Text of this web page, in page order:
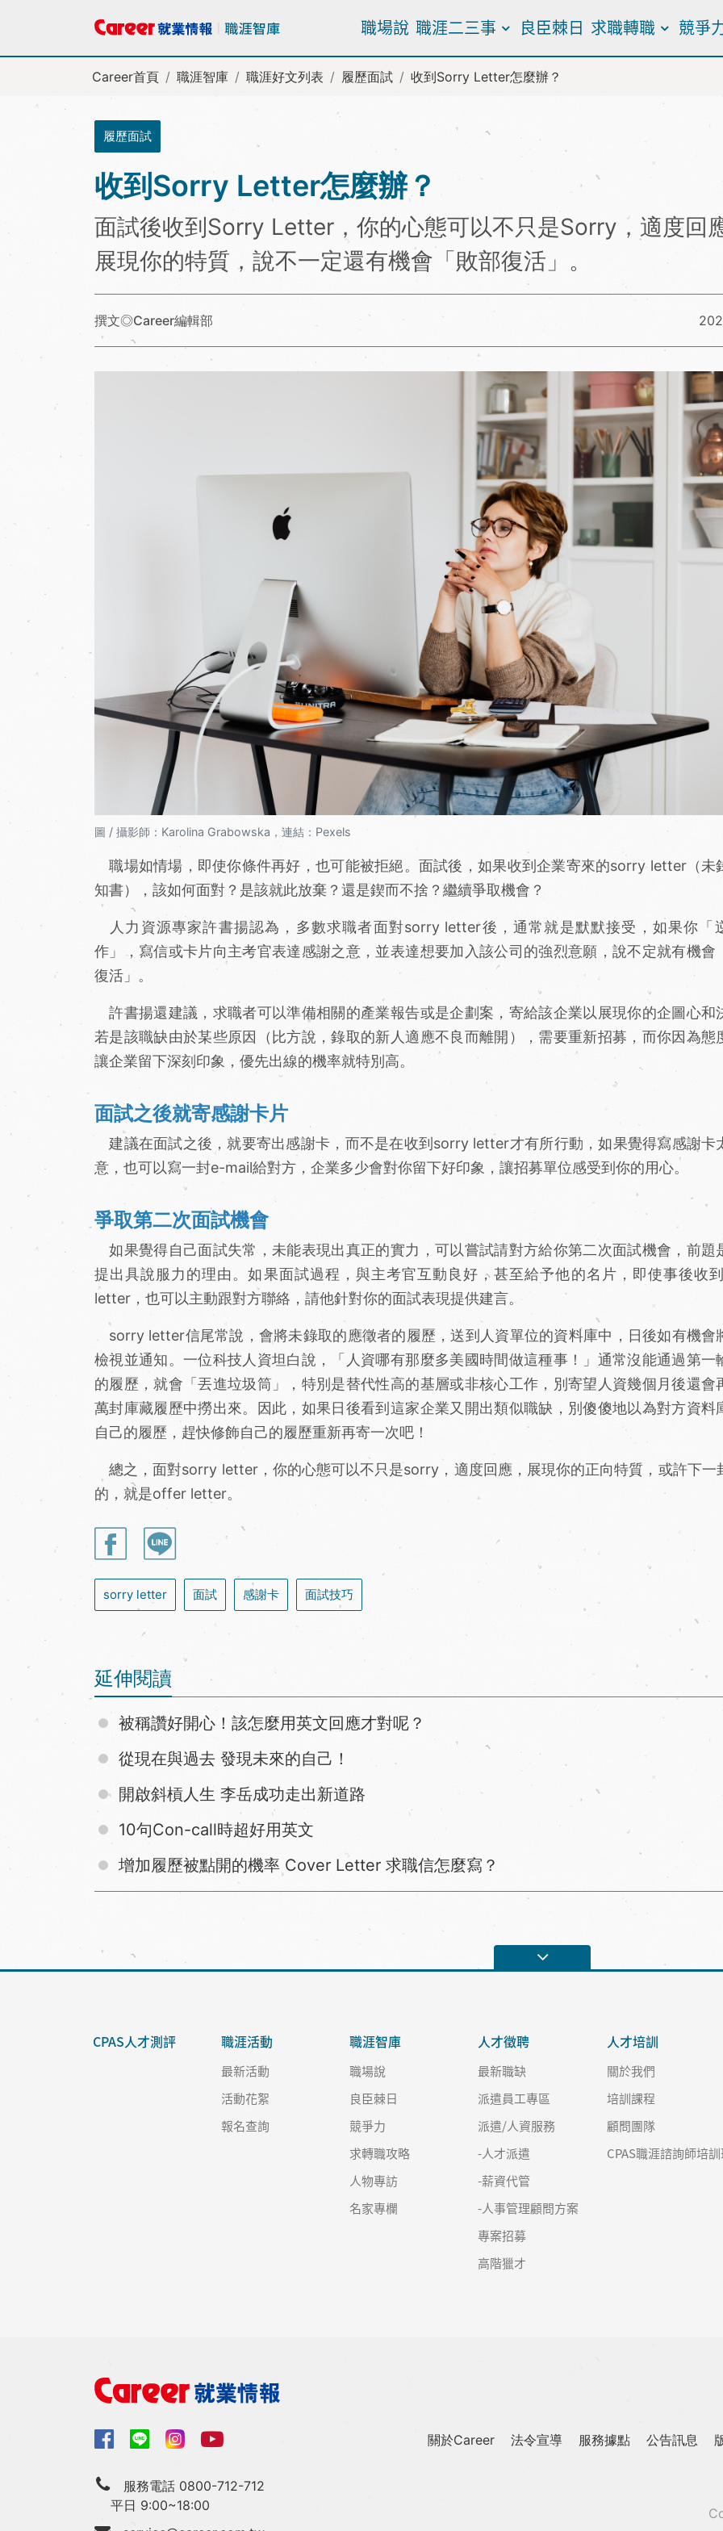
職場說 職涯二三事 良臣棘日 求職轉職 競爭
Career首頁 職涯智庫 職涯好文列表 履歷面試 收到Sorry Letter怎麼辦？
履歷面試
收到Sorry Letter怎麼辦？
面試後收到Sorry Letter，你的心態可以不只是Sorry，適度回
展現你的特質，說不一定還有機會「敗部復活」。
撰文◎Career編輯部
圖 / 攝影師：Karolina Grabowska，連結：Pexels
職場如情場，即使你條件再好，也可能被拒絕。面試後，如果收到企業寄來的sorry letter（未
知書），該如何面對？是該就此放棄？還是鍥而不捨？繼續爭取機會？
人力資源專家許書揚認為，多數求職者面對sorry letter後，通常就是默默接受，如果你「
作」，寫信或卡片向主考官表達感謝之意，並表達想要加入該公司的強烈意願，說不定就有機會
復活」。
許書揚還建議，求職者可以準備相關的產業報告或是企劃案，寄給該企業以展現你的企圖心和
若是該職缺由於某些原因（比方說，錄取的新人適應不良而離開），需要重新招募，而你因為態
讓企業留下深刻印象，優先出線的機率就特別高。
面試之後就寄感謝卡片
建議在面試之後，就要寄出感謝卡，而不是在收到sorry letter才有所行動，如果覺得寫感謝卡
意，也可以寫一封e-mail給對方，企業多少會對你留下好印象，讓招募單位感受到你的用心。
爭取第二次面試機會
如果覺得自己面試失常，未能表現出真正的實力，可以嘗試請對方給你第二次面試機會，前題
提出具說服力的理由。如果面試過程，與主考官互動良好，甚至給予他的名片，即使事後收
letter，也可以主動跟對方聯絡，請他針對你的面試表現提供建言。
sorry letter信尾常說，會將未錄取的應徵者的履歷，送到人資單位的資料庫中，日後如有機會
檢視並通知。一位科技人資坦白說，「人資哪有那麼多美國時間做這種事！」通常沒能通過第一
的履歷，就會「丟進垃圾筒」，特別是替代性高的基層或非核心工作，別寄望人資幾個月後還會
萬封庫藏履歷中撈出來。因此，如果日後看到這家企業又開出類似職缺，別傻傻地以為對方資料
自己的履歷，趕快修飾自己的履歷重新再寄一次吧！
總之，面對sorry letter，你的心態可以不只是sorry，適度回應，展現你的正向特質，或許下一
的，就是offer letter。
sorry letter 面試 感謝卡 面試技巧
延伸閱讀
被稱讚好開心！該怎麼用英文回應才對呢？
從現在與過去 發現未來的自己！
開啟斜槓人生 李岳成功走出新道路
10句Con-call時超好用英文
增加履歷被點開的機率 Cover Letter 求職信怎麼寫？
CPAS人才測評 職涯活動
最新活動
活動花絮
報名查詢
職涯智庫
職場說
良臣棘日
競爭力
求轉職攻略
人物專訪
名家專欄
人才徵聘
最新職缺
派遣員工專區
派遣/人資服務
-人才派遣
-薪資代管
-人事管理顧問方案
專案招募
高階獵才
人才培訓
關於我們
培訓課程
顧問團隊
CPAS職涯諮詢師培
服務電話 0800-712-712
平日 9:00~18:00
關於Career 法令宣導 服務據點 公告訊息